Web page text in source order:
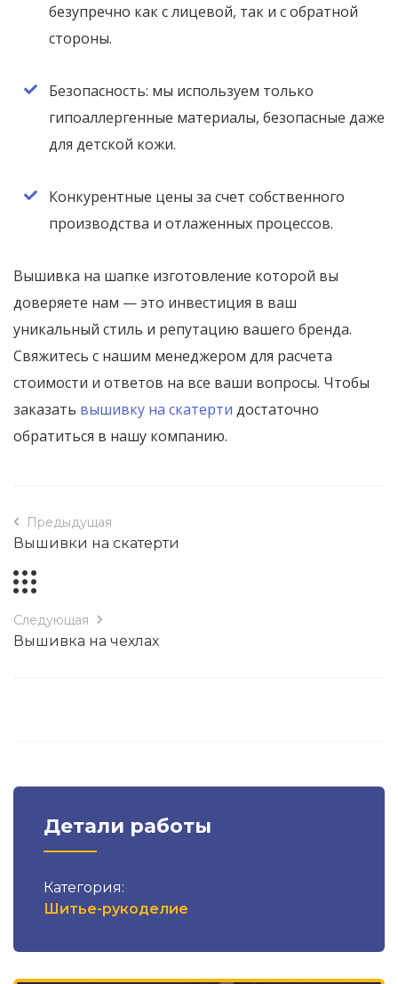
безупречно как с лицевой, так и с обратной
стороны.
Безопасность: мы используем только
гипоаллергенные материалы, безопасные даже
для детской кожи.
Конкурентные цены за счет собственного
производства и отлаженных процессов.
Вышивка на шапке изготовление которой вы
доверяете нам — это инвестиция в ваш
уникальный стиль и репутацию вашего бренда.
Свяжитесь с нашим менеджером для расчета
стоимости и ответов на все ваши вопросы. Чтобы
заказать вышивку на скатерти достаточно
обратиться в нашу компанию.
Предыдущая
Вышивки на скатерти
Следующая
Вышивка на чехлах
Детали работы
Категория:
Шитье-рукоделие